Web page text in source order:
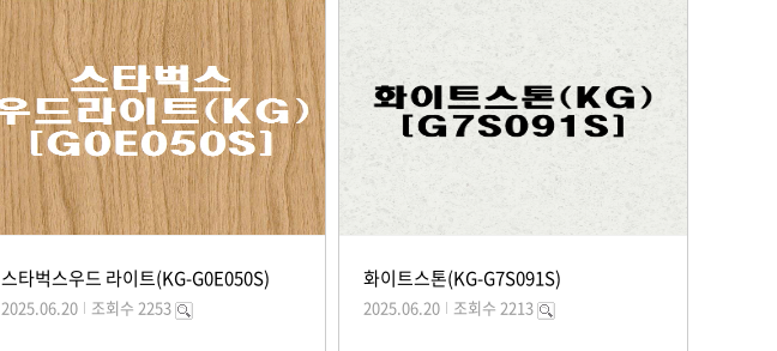
스타벅스우드 라이트(KG-G0E050S)
2025.06.20 조회수 2253
화이트스톤(KG-G7S091S)
2025.06.20 조회수 2213